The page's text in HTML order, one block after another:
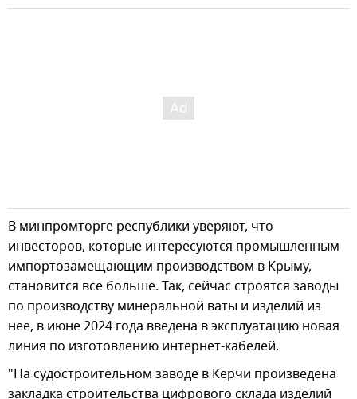
В минпромторге республики уверяют, что
инвесторов, которые интересуются промышленным
импортозамещающим производством в Крыму,
становится все больше. Так, сейчас строятся заводы
по производству минеральной ваты и изделий из
нее, в июне 2024 года введена в эксплуатацию новая
линия по изготовлению интернет-кабелей.
"На судостроительном заводе в Керчи произведена
закладка строительства цифрового склада изделий